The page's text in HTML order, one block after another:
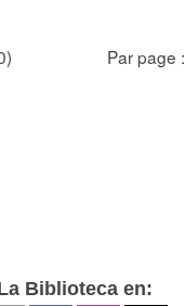
Par page :
Biblioteca en: